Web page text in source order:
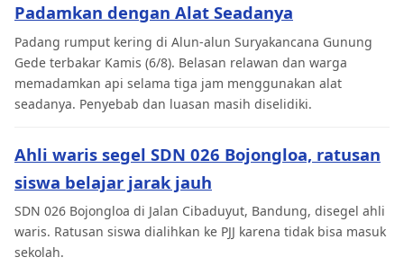
Padamkan dengan Alat Seadanya
Padang rumput kering di Alun-alun Suryakancana Gunung
Gede terbakar Kamis (6/8). Belasan relawan dan warga
memadamkan api selama tiga jam menggunakan alat
seadanya. Penyebab dan luasan masih diselidiki.
Ahli waris segel SDN 026 Bojongloa, ratusan
siswa belajar jarak jauh
SDN 026 Bojongloa di Jalan Cibaduyut, Bandung, disegel ahli
waris. Ratusan siswa dialihkan ke PJJ karena tidak bisa masuk
sekolah.